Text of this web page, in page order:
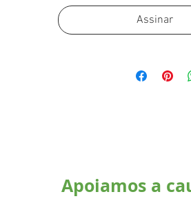
Assinar
Apoiamos a